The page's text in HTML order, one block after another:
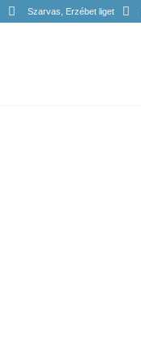
Szarvas, Erzébet liget